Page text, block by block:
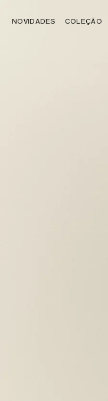
NOVIDADES COLEÇÃO